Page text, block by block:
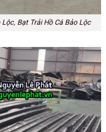
Bạt Trải Hồ Cá Bảo Lộc